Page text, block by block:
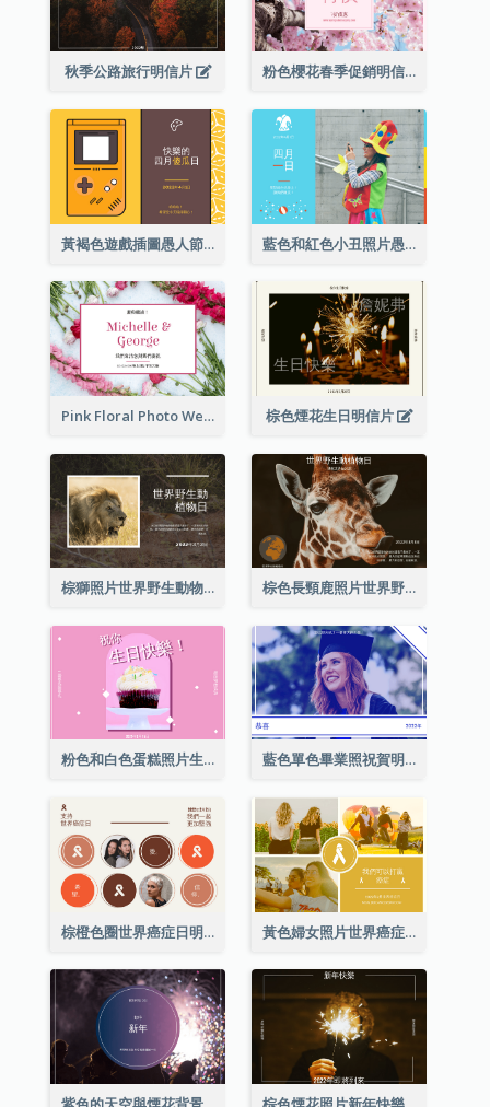
秋季公路旅行明信片 粉色櫻花春季促銷明信片
黃褐色遊戲插圖愚人節明信片 藍色和紅色小丑照片愚人節明信片
Pink Floral Photo Wedding Postcard 棕色煙花生日明信片
棕獅照片世界野生動物日明信片 棕色長頸鹿照片世界野生動物日明信片
粉色和白色蛋糕照片生日明信片 藍色單色畢業照祝賀明信片
棕橙色圈世界癌症日明信片 黃色婦女照片世界癌症日明信片